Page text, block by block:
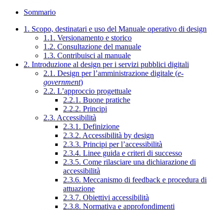
Sommario
1. Scopo, destinatari e uso del Manuale operativo di design
1.1. Versionamento e storico
1.2. Consultazione del manuale
1.3. Contribuisci al manuale
2. Introduzione al design per i servizi pubblici digitali
2.1. Design per l’amministrazione digitale (e-
government)
2.2. L’approccio progettuale
2.2.1. Buone pratiche
2.2.2. Principi
2.3. Accessibilità
2.3.1. Definizione
2.3.2. Accessibilità by design
2.3.3. Principi per l’accessibilità
2.3.4. Linee guida e criteri di successo
2.3.5. Come rilasciare una dichiarazione di
accessibilità
2.3.6. Meccanismo di feedback e procedura di
attuazione
2.3.7. Obiettivi accessibilità
2.3.8. Normativa e approfondimenti